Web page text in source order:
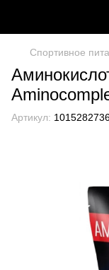
Спортивное
Артикул: